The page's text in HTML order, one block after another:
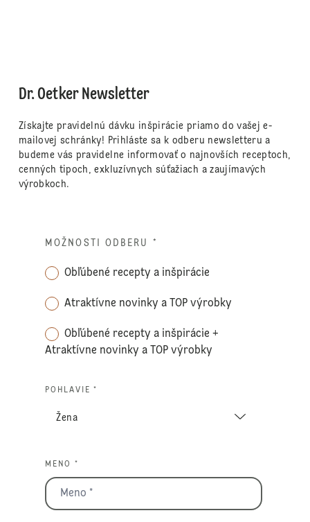
Dr. Oetker Newsletter
Získajte pravidelnú dávku inšpirácie priamo do vašej e-
mailovej schránky! Prihláste sa k odberu newsletteru a
budeme vás pravidelne informovať o najnovších receptoch,
cenných tipoch, exkluzívnych súťažiach a zaujímavých
výrobkoch.
MOŽNOSTI ODBERU *
Obľúbené recepty a inšpirácie
Atraktívne novinky a TOP výrobky
Obľúbené recepty a inšpirácie +
Atraktívne novinky a TOP výrobky
POHLAVIE *
MENO *